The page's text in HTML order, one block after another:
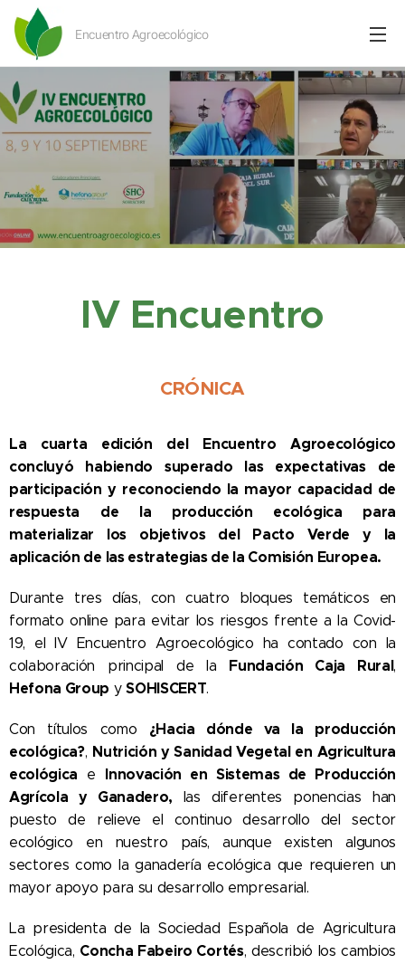
Encuentro Agroecológico
IV Encuentro
CRÓNICA
La cuarta edición del Encuentro Agroecológico
concluyó habiendo superado las expectativas de
participación y reconociendo la mayor capacidad de
respuesta de la producción ecológica para
materializar los objetivos del Pacto Verde y la
aplicación de las estrategias de la Comisión Europea.
Durante tres días, con cuatro bloques temáticos en
formato online para evitar los riesgos frente a la Covid-
19, el IV Encuentro Agroecológico ha contado con la
colaboración principal de la Fundación Caja Rural,
Hefona Group ySOHISCERT.
Con títulos como ¿Hacia dónde va la producción
ecológica?, Nutrición y Sanidad Vegetal en Agricultura
ecológica e Innovación en Sistemas de Producción
Agrícola y Ganadero, las diferentes ponencias han
puesto de relieve el continuo desarrollo del sector
ecológico en nuestro país, aunque existen algunos
sectores como la ganadería ecológica que requieren un
mayor apoyo para su desarrollo empresarial.
La presidenta de la Sociedad Española de Agricultura
Ecológica, Concha Fabeiro Cortés, describió los cambios